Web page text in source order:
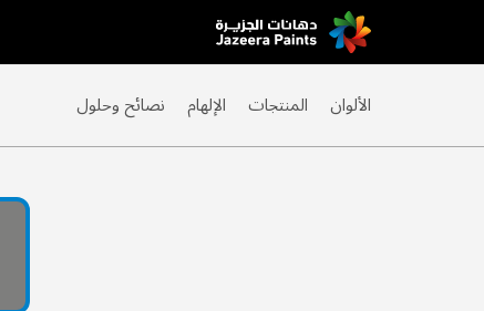
Skip
to
الألوان المنتجات الإلهام نصائح وحلول